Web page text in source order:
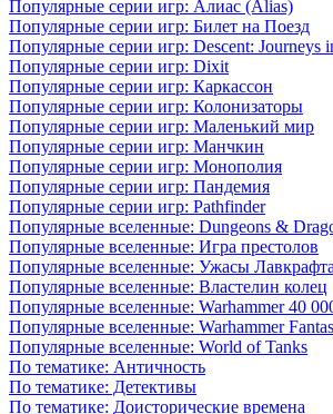
Популярные серии игр: Алиас (Alias)
Популярные серии игр: Билет на Поезд
Популярные серии игр: Descent: Journeys
Популярные серии игр: Dixit
Популярные серии игр: Каркассон
Популярные серии игр: Колонизаторы
Популярные серии игр: Маленький мир
Популярные серии игр: Манчкин
Популярные серии игр: Монополия
Популярные серии игр: Пандемия
Популярные серии игр: Pathfinder
Популярные вселенные: Dungeons &
Популярные вселенные: Игра престолов
Популярные вселенные: Ужасы Лавкрафта
Популярные вселенные: Властелин колец
Популярные вселенные: Warhammer 40
Популярные вселенные: Warhammer
Популярные вселенные: World of Tanks
По тематике: Античность
По тематике: Детективы
По тематике: Доисторические времена